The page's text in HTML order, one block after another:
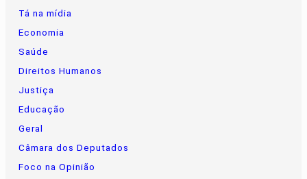
Tá na mídia
Economia
Saúde
Direitos Humanos
Justiça
Educação
Geral
Câmara dos Deputados
Foco na Opinião